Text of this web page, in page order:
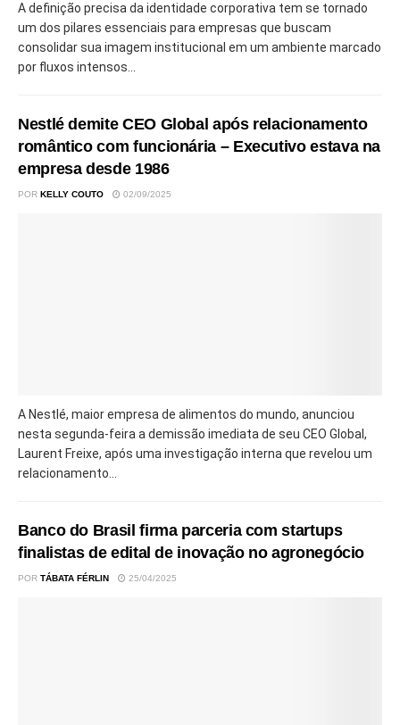
A definição precisa da identidade corporativa tem se tornado
um dos pilares essenciais para empresas que buscam
consolidar sua imagem institucional em um ambiente marcado
por fluxos intensos...
Nestlé demite CEO Global após relacionamento
romântico com funcionária – Executivo estava na
empresa desde 1986
POR KELLY COUTO 02/09/2025
A Nestlé, maior empresa de alimentos do mundo, anunciou
nesta segunda-feira a demissão imediata de seu CEO Global,
Laurent Freixe, após uma investigação interna que revelou um
relacionamento...
Banco do Brasil firma parceria com startups
finalistas de edital de inovação no agronegócio
POR TÁBATA FÉRLIN 25/04/2025